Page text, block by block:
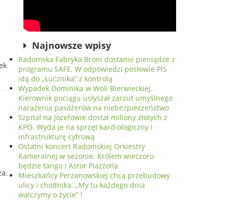
Najnowsze wpisy
Radomska Fabryka Broni dostanie pieniądze z
programu SAFE. W odpowiedzi posłowie PiS
idą do „Łucznika” z kontrolą
Wypadek Dominika w Woli Bierwieckiej.
Kierownik pociągu usłyszał zarzut umyślnego
narażenia pasażerów na niebezpieczeństwo
Szpital na Józefowie dostał miliony złotych z
KPO. Wyda je na sprzęt kardiologiczny i
infrastrukturę cyfrową
Ostatni koncert Radomskiej Orkiestry
Kameralnej w sezonie. Królem wieczoru
będzie tango i Astor Piazzolla
Mieszkańcy Perzanowskiej chcą przebudowy
ulicy i chodnika. „My tu każdego dnia
walczymy o życie” !